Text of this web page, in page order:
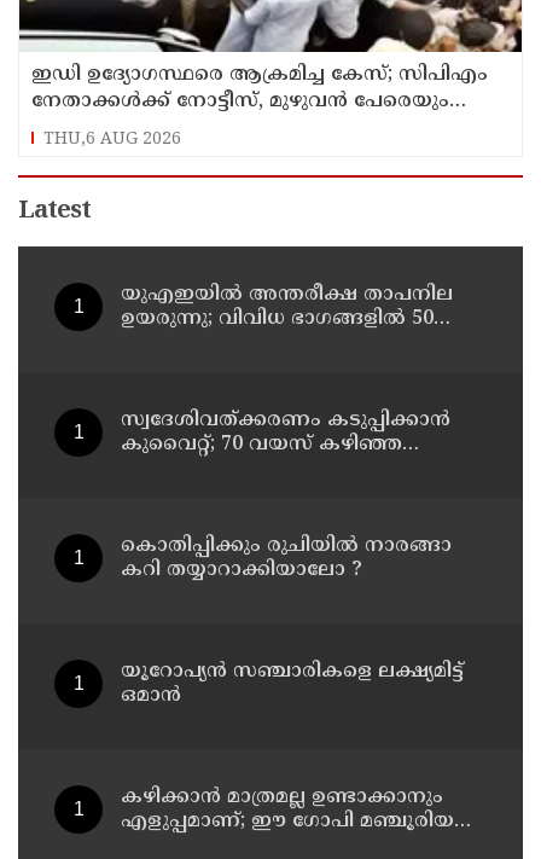
ഇഡി ഉദ്യോഗസ്ഥരെ ആക്രമിച്ച കേസ്; സിപിഎം
നേതാക്കൾക്ക് നോട്ടീസ്, മുഴുവൻ പേരെയും
ചോദ്യം ചെയ്യും
THU,6 AUG 2026
Latest
യുഎഇയില്‍ അന്തരീക്ഷ താപനില
ഉയരുന്നു; വിവിധ ഭാഗങ്ങളില്‍ 50
സ്വദേശിവത്ക്കരണം കടുപ്പിക്കാന്‍
കുവൈറ്റ്; 70 വയസ് കഴിഞ്ഞ
കൊതിപ്പിക്കും രുചിയിൽ നാരങ്ങാ
കറി തയ്യാറാക്കിയാലോ ?
യൂറോപ്യന്‍ സഞ്ചാരികളെ ലക്ഷ്യമിട്ട്
ഒമാന്‍
കഴിക്കാൻ മാത്രമല്ല ഉണ്ടാക്കാനും
എളുപ്പമാണ്; ഈ ഗോപി മഞ്ചൂരിയൻ